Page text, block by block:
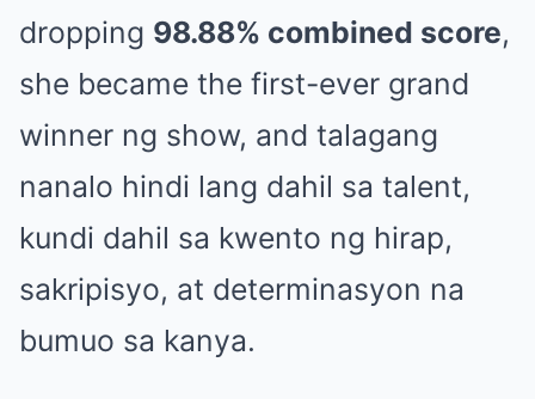
dropping 98.88% combined score,
she became the first-ever grand
winner ng show, and talagang
nanalo hindi lang dahil sa talent,
kundi dahil sa kwento ng hirap,
sakripisyo, at determinasyon na
bumuo sa kanya.